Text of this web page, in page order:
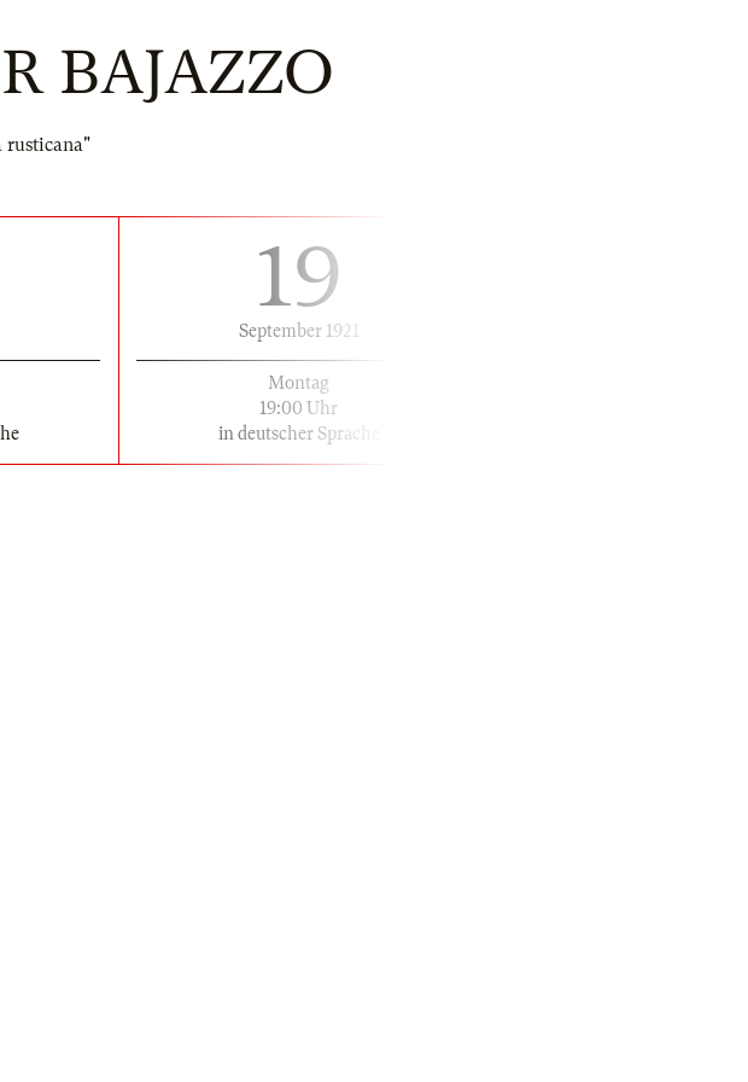
BAJAZZO
rusticana"
19
September 1921
Montag
19:00 Uhr
in deutscher Sprache